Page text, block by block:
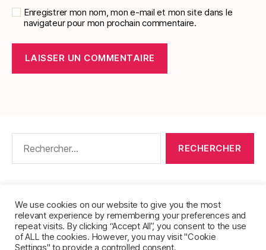
Enregistrer mon nom, mon e-mail et mon site dans le
navigateur pour mon prochain commentaire.
À PROPOS•MENTIONS LÉGALES•
POLITIQUE DE CONFIDENTIALITÉ
We use cookies on our website to give you the most
relevant experience by remembering your preferences and
repeat visits. By clicking “Accept All”, you consent to the use
of ALL the cookies. However, you may visit "Cookie
Settings" to provide a controlled consent.